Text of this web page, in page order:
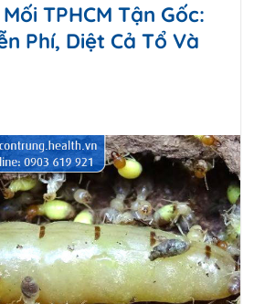
TPHCM Tận Gốc:
Phí, Diệt Cả Tổ Và